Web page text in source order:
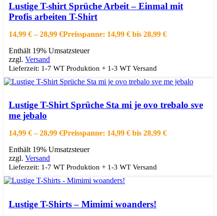
Schnellansicht
Zur Wishlist hinzufügen
Lustige T-shirt Sprüche Arbeit – Einmal mit
Profis arbeiten T-Shirt
14,99 € –28,99 €Preisspanne: 14,99 € bis 28,99 €
Enthält 19% Umsatzsteuer
zzgl. Versand
Lieferzeit: 1-7 WT Produktion + 1-3 WT Versand
Schnellansicht
Zur Wishlist hinzufügen
Lustige T-Shirt Sprüche Sta mi je ovo trebalo sve
me jebalo
14,99 € –28,99 €Preisspanne: 14,99 € bis 28,99 €
Enthält 19% Umsatzsteuer
zzgl. Versand
Lieferzeit: 1-7 WT Produktion + 1-3 WT Versand
Schnellansicht
Lustige T-Shirts – Mimimi woanders!